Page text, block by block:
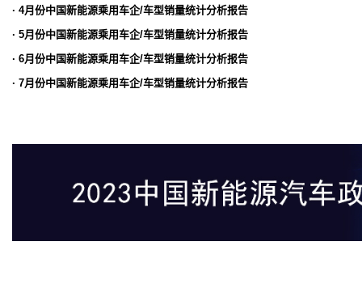
· 4月份中国新能源乘用车企/车型销量统计分析报告
· 5月份中国新能源乘用车企/车型销量统计分析报告
· 6月份中国新能源乘用车企/车型销量统计分析报告
· 7月份中国新能源乘用车企/车型销量统计分析报告